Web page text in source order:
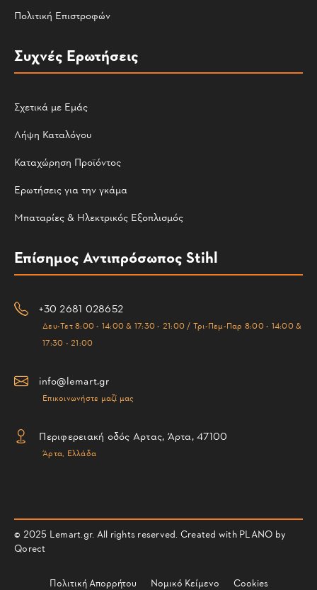
Πολιτική Επιστροφών
Συχνές Ερωτήσεις
Σχετικά με Εμάς
Λήψη Καταλόγου
Καταχώρηση Προϊόντος
Ερωτήσεις για την γκάμα
Μπαταρίες & Ηλεκτρικός Εξοπλισμός
Επίσημος Αντιπρόσωπος Stihl
+30 2681 028652
Δευ-Τετ 8:00 - 14:00 & 17:30 - 21:00 / Τρι-Πεμ-Παρ 8:00 - 14:00 &
17:30 - 21:00
info@lemart.gr
Επικοινωνήστε μαζί μας
Περιφερειακή οδός Αρτας, Άρτα, 47100
Άρτα, Ελλάδα
© 2025 Lemart.gr. All rights reserved. Created with PLANO by
Qorect
Πολιτική Απορρήτου Νομικό Κείμενο Cookies